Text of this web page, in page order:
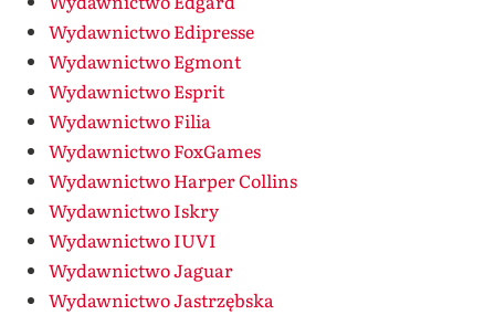
Wydawnictwo Edipresse
Wydawnictwo Egmont
Wydawnictwo Esprit
Wydawnictwo Filia
Wydawnictwo FoxGames
Wydawnictwo Harper Collins
Wydawnictwo Iskry
Wydawnictwo IUVI
Wydawnictwo Jaguar
Wydawnictwo Jastrzębska